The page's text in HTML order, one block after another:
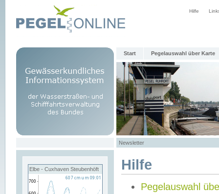
Hilfe
Start Pegelauswahl über Karte
Newsletter
Elbe - Cuxhaven Steubenhöft Hilfe
Pegelauswahl